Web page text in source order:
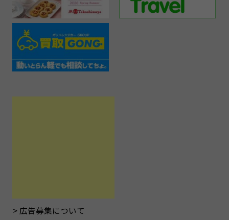
広告募集について